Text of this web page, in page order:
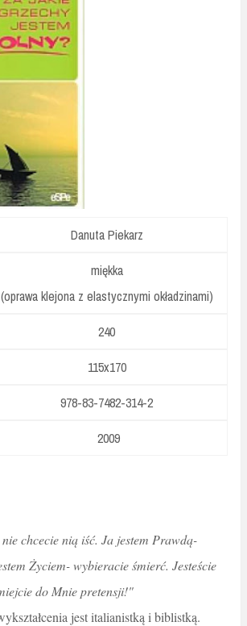
Danuta Piekarz
miękka
(oprawa klejona z elastycznymi okładzinami)
240
115x170
978-83-7482-314-2
2009
chcecie nią iść. Ja jestem Prawdą-
Życiem- wybieracie śmierć. Jesteście
do Mnie pretensji!"
jest italianistką i biblistką.